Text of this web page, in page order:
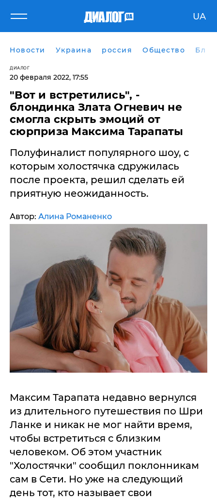
UA
Новости Украина россия Общество
ДИАЛОГ
20 февраля 2022, 17:55
"Вот и встретились", -
блондинка Злата Огневич не
смогла скрыть эмоций от
сюрприза Максима Тарапаты
Полуфиналист популярного шоу, с
которым холостячка сдружилась
после проекта, решил сделать ей
приятную неожиданность.
Автор: Алина Романенко
Максим Тарапата недавно вернулся
из длительного путешествия по Шри
Ланке и никак не мог найти время,
чтобы встретиться с близким
человеком. Об этом участник
"Холостячки" сообщил поклонникам
сам в Сети. Но уже на следующий
день тот, кто называет свои